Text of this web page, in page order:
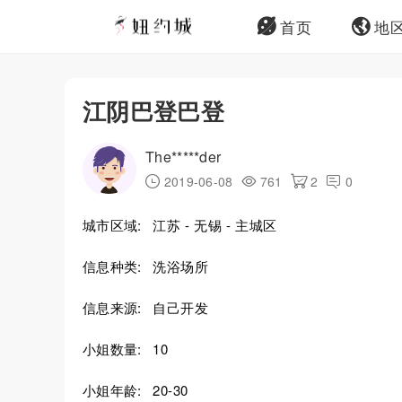
首页 地
江阴巴登巴登
The*****der
2019-06-08 761 2 0
城市区域: 江苏 - 无锡 - 主城区
信息种类: 洗浴场所
信息来源: 自己开发
小姐数量: 10
小姐年龄: 20-30